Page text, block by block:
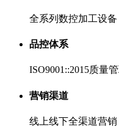
全系列数控加工设
品控体系
ISO9001::2015质量
营销渠道
线上线下全渠道营